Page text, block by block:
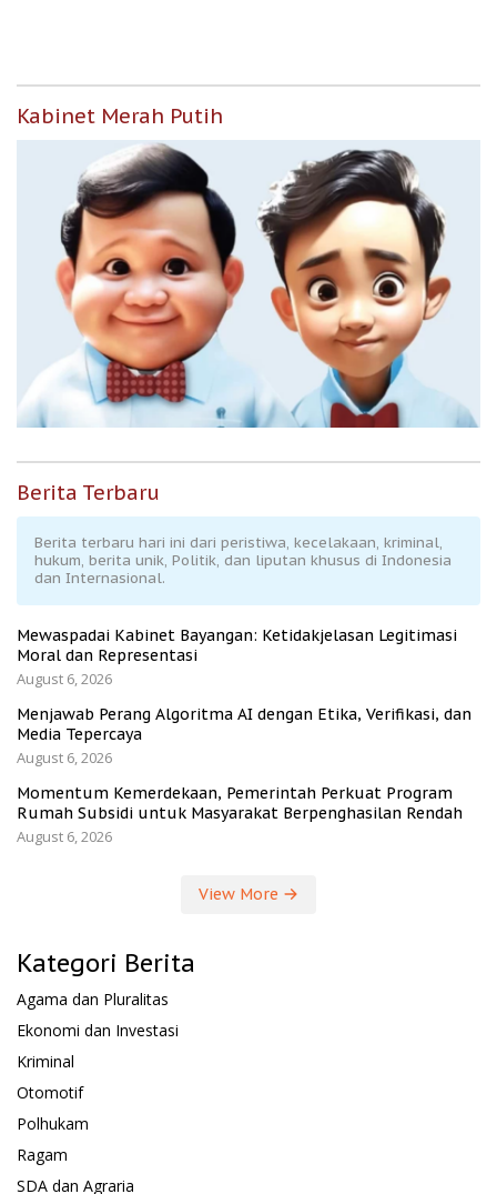
Kabinet Merah Putih
Berita Terbaru
Berita terbaru hari ini dari peristiwa, kecelakaan, kriminal,
hukum, berita unik, Politik, dan liputan khusus di Indonesia
dan Internasional.
Mewaspadai Kabinet Bayangan: Ketidakjelasan Legitimasi
Moral dan Representasi
August 6, 2026
Menjawab Perang Algoritma AI dengan Etika, Verifikasi, dan
Media Tepercaya
August 6, 2026
Momentum Kemerdekaan, Pemerintah Perkuat Program
Rumah Subsidi untuk Masyarakat Berpenghasilan Rendah
August 6, 2026
View More
Kategori Berita
Agama dan Pluralitas
Ekonomi dan Investasi
Kriminal
Otomotif
Polhukam
Ragam
SDA dan Agraria